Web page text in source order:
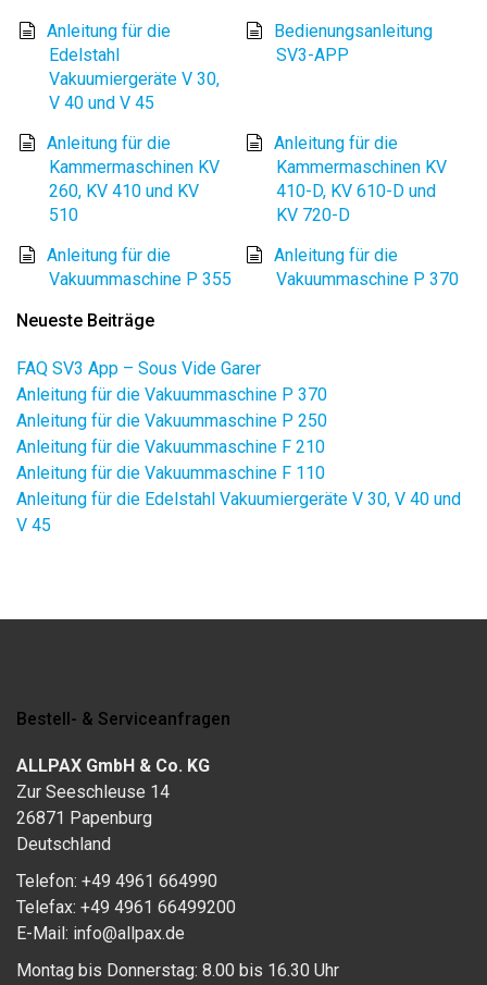
Anleitung für die
Edelstahl
Vakuumiergeräte V 30,
V 40 und V 45
Bedienungsanleitung
SV3-APP
Anleitung für die
Kammermaschinen KV
260, KV 410 und KV
510
Anleitung für die
Kammermaschinen KV
410-D, KV 610-D und
KV 720-D
Anleitung für die
Vakuummaschine P 355
Anleitung für die
Vakuummaschine P 370
Neueste Beiträge
FAQ SV3 App – Sous Vide Garer
Anleitung für die Vakuummaschine P 370
Anleitung für die Vakuummaschine P 250
Anleitung für die Vakuummaschine F 210
Anleitung für die Vakuummaschine F 110
Anleitung für die Edelstahl Vakuumiergeräte V 30, V 40 und
V 45
Bestell- & Serviceanfragen
ALLPAX GmbH & Co. KG
Zur Seeschleuse 14
26871 Papenburg
Deutschland
Telefon: +49 4961 664990
Telefax: +49 4961 66499200
E-Mail: info@allpax.de
Montag bis Donnerstag: 8.00 bis 16.30 Uhr